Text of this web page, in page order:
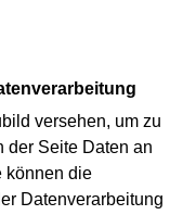
versehen, um zu
der Seite Daten an
können die
Datenverarbeitung